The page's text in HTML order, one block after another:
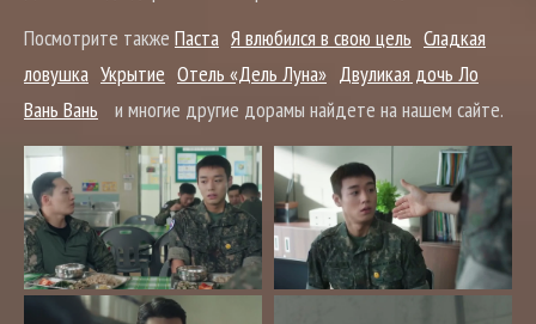
Посмотрите также Паста Я влюбился в свою цель Сладкая
ловушка Укрытие Отель «Дель Луна» Двуликая дочь Ло
Вань Вань
и многие другие дорамы найдете на нашем сайте.